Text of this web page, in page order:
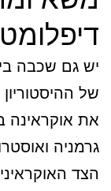
יש גם שכבה
של
את אוקראינה
הצד